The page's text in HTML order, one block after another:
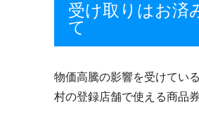
受け取りはお済
て
物価高騰の影響を受けてい
村の登録店舗で使える商品